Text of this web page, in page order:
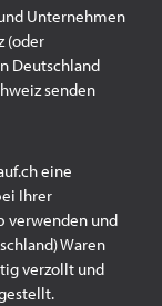
Unternehmen
(oder
Deutschland
senden
eine
Ihrer
verwenden und
Waren
verzollt und